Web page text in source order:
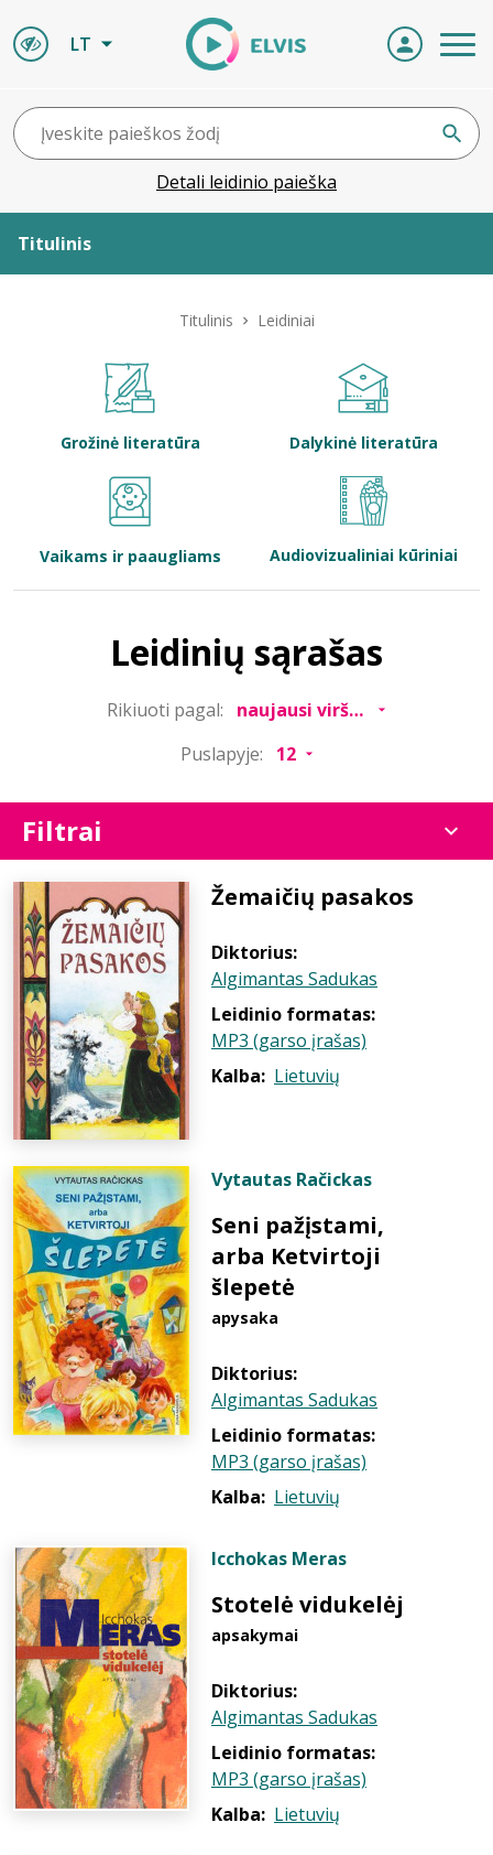
LT
Detali leidinio paieška
Titulinis
Bibliotekoms
Titulinis Leidiniai
Grožinė literatūra Dalykinė literatūra
Vaikams ir paaugliams Audiovizualiniai kūriniai
Leidinių sąrašas
Rikiuoti pagal:
Puslapyje:
Filtrai
Žemaičių pasakos
Diktorius:
Algimantas Sadukas
Leidinio formatas:
MP3 (garso įrašas)
Kalba: Lietuvių
Vytautas Račickas
Seni pažįstami,
arba Ketvirtoji
šlepetė
apysaka
Diktorius:
Algimantas Sadukas
Leidinio formatas:
MP3 (garso įrašas)
Kalba: Lietuvių
Icchokas Meras
Stotelė vidukelėj
apsakymai
Diktorius:
Algimantas Sadukas
Leidinio formatas:
MP3 (garso įrašas)
Kalba: Lietuvių